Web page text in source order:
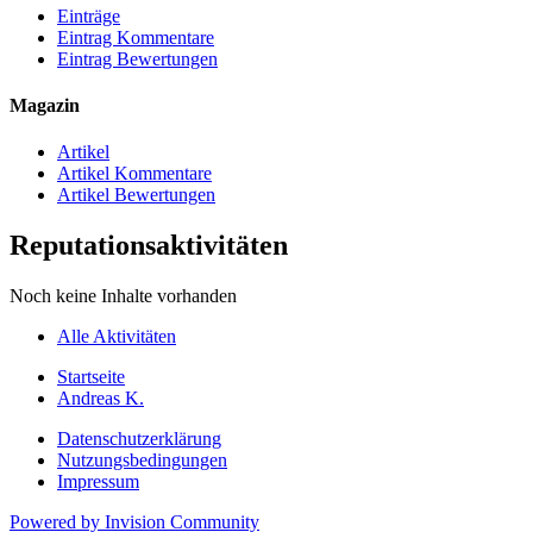
Einträge
Eintrag Kommentare
Eintrag Bewertungen
Magazin
Artikel
Artikel Kommentare
Artikel Bewertungen
Reputationsaktivitäten
Noch keine Inhalte vorhanden
Alle Aktivitäten
Startseite
Andreas K.
Datenschutzerklärung
Nutzungsbedingungen
Impressum
Powered by Invision Community